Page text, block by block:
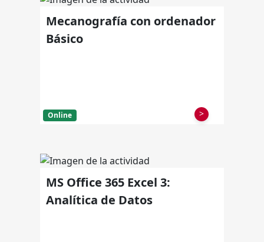
Mecanografía con ordenador
Básico
Online >
MS Office 365 Excel 3:
Analítica de Datos